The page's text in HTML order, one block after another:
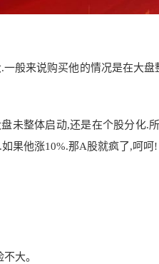
般来说购买他的情况是在大
未整体启动,还是在个股分化.
果他涨10%.那A股就疯了,呵呵!
大。